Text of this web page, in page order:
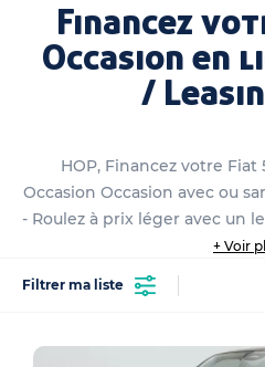
Financez
Occasion en
/
HOP, Financez votre Fiat
Occasion Occasion avec ou
- Roulez à prix léger avec un
+ Voir
Filtrer ma liste